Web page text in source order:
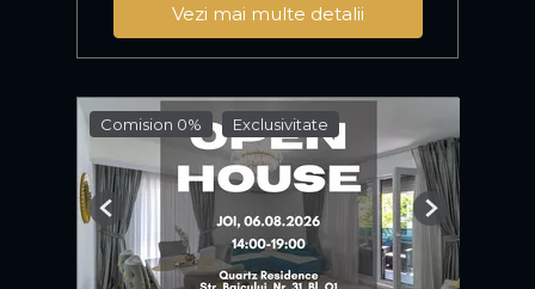
Vezi mai multe detalii
Comision 0% Exclusivitate
Previous Next